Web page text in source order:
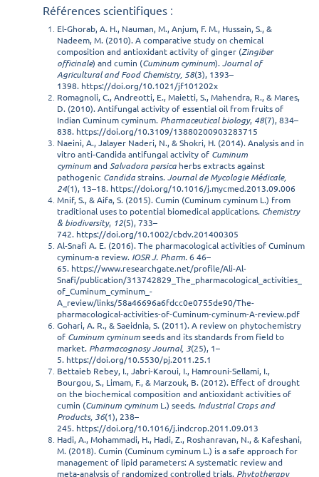
Références scientifiques :
El-Ghorab, A. H., Nauman, M., Anjum, F. M., Hussain, S., &
Nadeem, M. (2010). A comparative study on chemical
composition and antioxidant activity of ginger (Zingiber
officinale) and cumin (Cuminum cyminum).Journal of
Agricultural and Food Chemistry, 58(3), 1393–
1398. https://doi.org/10.1021/jf101202x
Romagnoli, C., Andreotti, E., Maietti, S., Mahendra, R., & Mares,
D. (2010). Antifungal activity of essential oil from fruits of
Indian Cuminum cyminum. Pharmaceutical biology, 48(7), 834–
838. https://doi.org/10.3109/13880200903283715
Naeini, A., Jalayer Naderi, N., & Shokri, H. (2014). Analysis and in
vitro anti-Candida antifungal activity of Cuminum
cyminumandSalvadora persica herbs extracts against
pathogenic Candidastrains.Journal de Mycologie Médicale,
24(1), 13–18. https://doi.org/10.1016/j.mycmed.2013.09.006
Mnif, S., & Aifa, S. (2015). Cumin (Cuminum cyminum L.) from
traditional uses to potential biomedical applications. Chemistry
& biodiversity, 12(5), 733–
742. https://doi.org/10.1002/cbdv.201400305
Al-Snafi A. E. (2016). The pharmacological activities of Cuminum
cyminum-a review. IOSR J. Pharm.6 46–
65. https://www.researchgate.net/profile/Ali-Al-
Snafi/publication/313742829_The_pharmacological_activities_
of_Cuminum_cyminum_-
A_review/links/58a46696a6fdcc0e0755de90/The-
pharmacological-activities-of-Cuminum-cyminum-A-review.pdf
Gohari, A. R., & Saeidnia, S. (2011). A review on phytochemistry
of Cuminum cyminumseeds and its standards from field to
market. Pharmacognosy Journal, 3(25), 1–
5. https://doi.org/10.5530/pj.2011.25.1
Bettaieb Rebey, I., Jabri-Karoui, I., Hamrouni-Sellami, I.,
Bourgou, S., Limam, F., & Marzouk, B. (2012). Effect of drought
on the biochemical composition and antioxidant activities of
cumin (Cuminum cyminum L.) seeds. Industrial Crops and
Products, 36(1), 238–
245. https://doi.org/10.1016/j.indcrop.2011.09.013
Hadi, A., Mohammadi, H., Hadi, Z., Roshanravan, N., & Kafeshani,
M. (2018). Cumin (Cuminum cyminum L.) is a safe approach for
management of lipid parameters: A systematic review and
meta-analysis of randomized controlled trials. Phytotherapy